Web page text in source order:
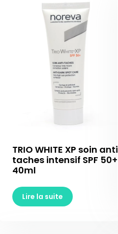
TRIO WHITE XP soin anti-
taches intensif SPF 50+
40ml
Lire la suite